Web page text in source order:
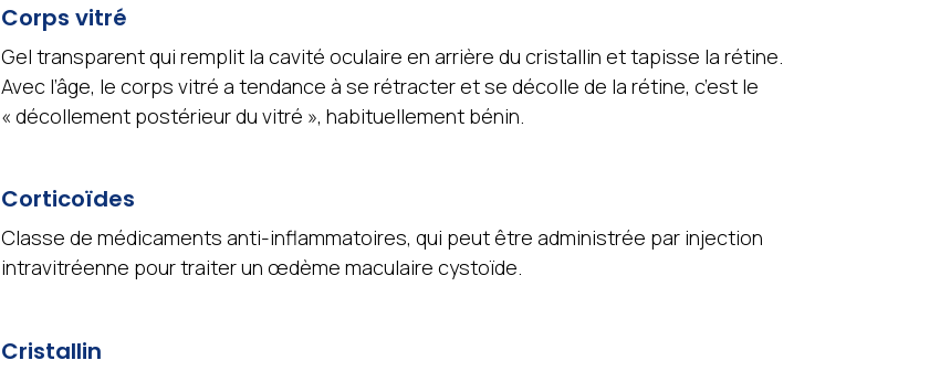
Corps vitré
Gel transparent qui remplit la cavité oculaire en arrière du cristallin et tapisse la rétine.
Avec l’âge, le corps vitré a tendance à se rétracter et se décolle de la rétine, c’est le
« décollement postérieur du vitré », habituellement bénin.
Corticoïdes
Classe de médicaments anti-inflammatoires, qui peut être administrée par injection
intravitréenne pour traiter un œdème maculaire cystoïde.
Cristallin